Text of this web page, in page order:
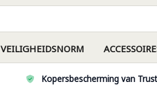
VEILIGHEIDSNORM
Kopersbescherming van